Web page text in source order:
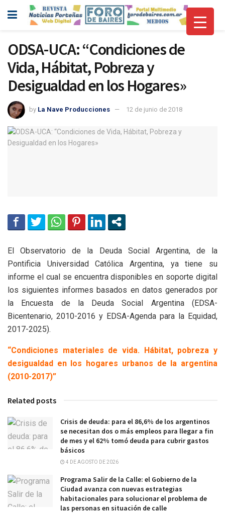
ODSA-UCA: “Condiciones de
Vida, Hábitat, Pobreza y
Desigualdad en los Hogares»
by La Nave Producciones 12 de junio de 2018
El Observatorio de la Deuda Social Argentina, de la
Pontificia Universidad Católica Argentina, ya tiene su
informe el cual se encuentra disponibles en soporte digital
los siguientes informes basados en datos generados por
la Encuesta de la Deuda Social Argentina (EDSA-
Bicentenario, 2010-2016 y EDSA-Agenda para la Equidad,
2017-2025).
“Condiciones materiales de vida. Hábitat, pobreza y
desigualdad en los hogares urbanos de la argentina
(2010-2017)”
Related posts
Crisis de deuda: para el 86,6% de los argentinos
se necesitan dos o más empleos para llegar a fin
de mes y el 62% tomó deuda para cubrir gastos
básicos
4 DE AGOSTO DE 2026
Programa Salir de la Calle: el Gobierno de la
Ciudad avanza con nuevas estrategias
habitacionales para solucionar el problema de
las personas en situación de calle